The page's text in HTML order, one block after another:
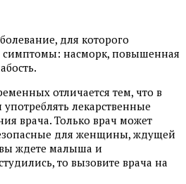
для которого
насморк, повышенная
отличается тем, что в
лекарственные
врача. Только врач может
для женщины, ждущей
ждете малыша и
то вызовите врача на